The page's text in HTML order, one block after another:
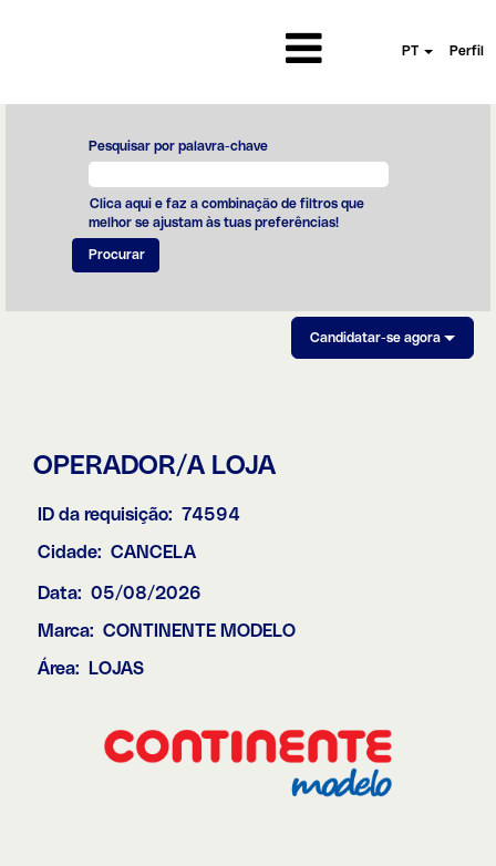
PT Perfil
Pesquisar por palavra-chave
Clica aqui e faz a combinação de filtros que
melhor se ajustam às tuas preferências!
Candidatar-se agora
OPERADOR/A LOJA
ID da requisição: 74594
Cidade: CANCELA
Data: 05/08/2026
Marca: CONTINENTE MODELO
Área: LOJAS